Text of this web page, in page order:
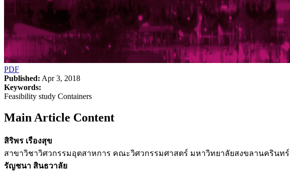
PDF
Published: Apr 3, 2018
Keywords:
Feasibility study Containers
Main Article Content
สิริพร เรืองสุข
สาขาวิชาวิศวกรรมอุตสาหการ คณะวิศวกรรมศาสตร์ มหาวิทยาลัยสงขลานครินทร์
รัญชนา สินธวาลัย